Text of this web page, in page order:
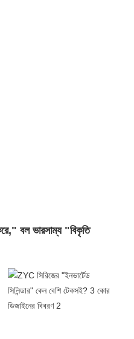
বল ভারসাম্য "বিকৃতি